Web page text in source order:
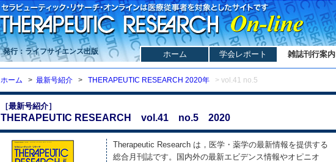
発行：ライフサイエンス出版 ホーム 学会レポート 雑誌刊行案内
ホーム > 最新号紹介 > THERAPEUTIC RESEARCH 2020年 > vol.41 no.5
［最新号紹介］
THERAPEUTIC RESEARCH vol.41 no.5 2020
Therapeutic Research は，医学・薬学の最新情報を提供する
総合月刊誌です。国内外の最新エビデンス情報やオピニオ